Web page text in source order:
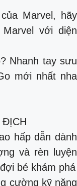
Marvel, hãy
với diện
Nhanh tay sưu
mới nhất nha
ĐỊCH
hấp dẫn dành
và rèn luyện
bé khám phá
cường kỹ năng